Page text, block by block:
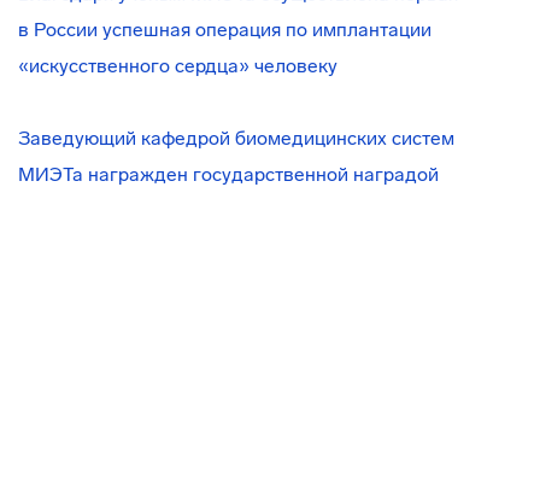
в России успешная операция по имплантации
«искусственного сердца» человеку
Заведующий кафедрой биомедицинских систем
МИЭТа награжден государственной наградой